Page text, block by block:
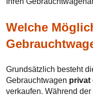
Welche
Grundsätzlich besteht
Gebrauchtwagen privat
verkaufen. Während